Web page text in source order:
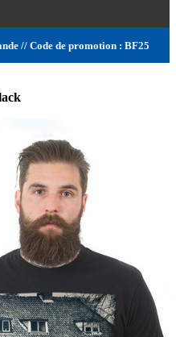
// Code de promotion : BF25